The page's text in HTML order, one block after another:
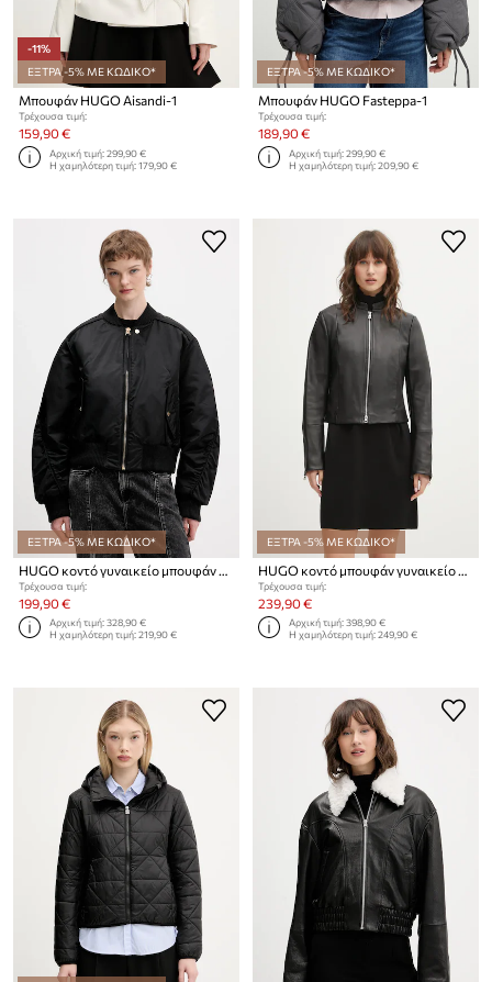
-11%
ΕΞΤΡΑ -5% ΜΕ ΚΩΔΙΚΟ*
Μπουφάν HUGO Aisandi-1
Τρέχουσα τιμή:
159,90 €
Αρχική τιμή:299,90 €
Η χαμηλότερη τιμή:179,90 €
ΕΞΤΡΑ -5% ΜΕ ΚΩΔΙΚΟ*
Μπουφάν HUGO Fasteppa-1
Τρέχουσα τιμή:
189,90 €
Αρχική τιμή:299,90 €
Η χαμηλότερη τιμή:209,90 €
ΕΞΤΡΑ -5% ΜΕ ΚΩΔΙΚΟ*
Τρέχουσα τιμή:
199,90 €
Αρχική τιμή:328,90 €
Η χαμηλότερη τιμή:219,90 €
ΕΞΤΡΑ -5% ΜΕ ΚΩΔΙΚΟ*
Τρέχουσα τιμή:
239,90 €
Αρχική τιμή:398,90 €
Η χαμηλότερη τιμή:249,90 €